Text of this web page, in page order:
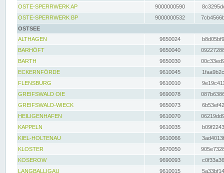
OSTE-SPERRWERK AP
9000000590
OSTE-SPERRWERK BP
9000000532
OSTSEE
ALTHAGEN
9650024
BARHÖFT
9650040
BARTH
9650030
ECKERNFÖRDE
9610045
FLENSBURG
9610010
GREIFSWALD OIE
9690078
GREIFSWALD-WIECK
9650073
HEILIGENHAFEN
9610070
KAPPELN
9610035
KIEL-HOLTENAU
9610066
KLOSTER
9670050
KOSEROW
9690093
LANGBALLIGAU
9610015